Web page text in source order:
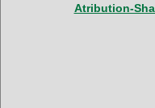
Atribution-